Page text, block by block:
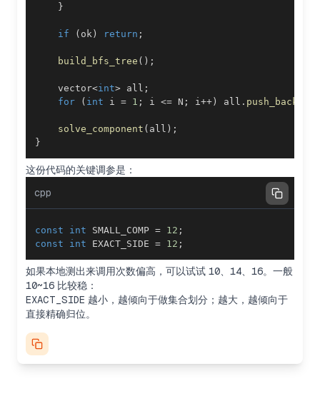
}
if ( ok ) return ;
build_bfs_tree ( ) ;
    vector
<int> all ;
for
( int i = 1 ; i <= N ; i ++) all . push_back
solve_component ( all ) ;
}
这份代码的关键调参是：
cpp
const int SMALL_COMP = 12 ;
const
int EXACT_SIDE = 12 ;
如果本地测出来调用次数偏高，可以试试 10、14、16。一般
10~16 比较稳：
EXACT_SIDE 越小，越倾向于做集合划分；越大，越倾向于
直接精确归位。